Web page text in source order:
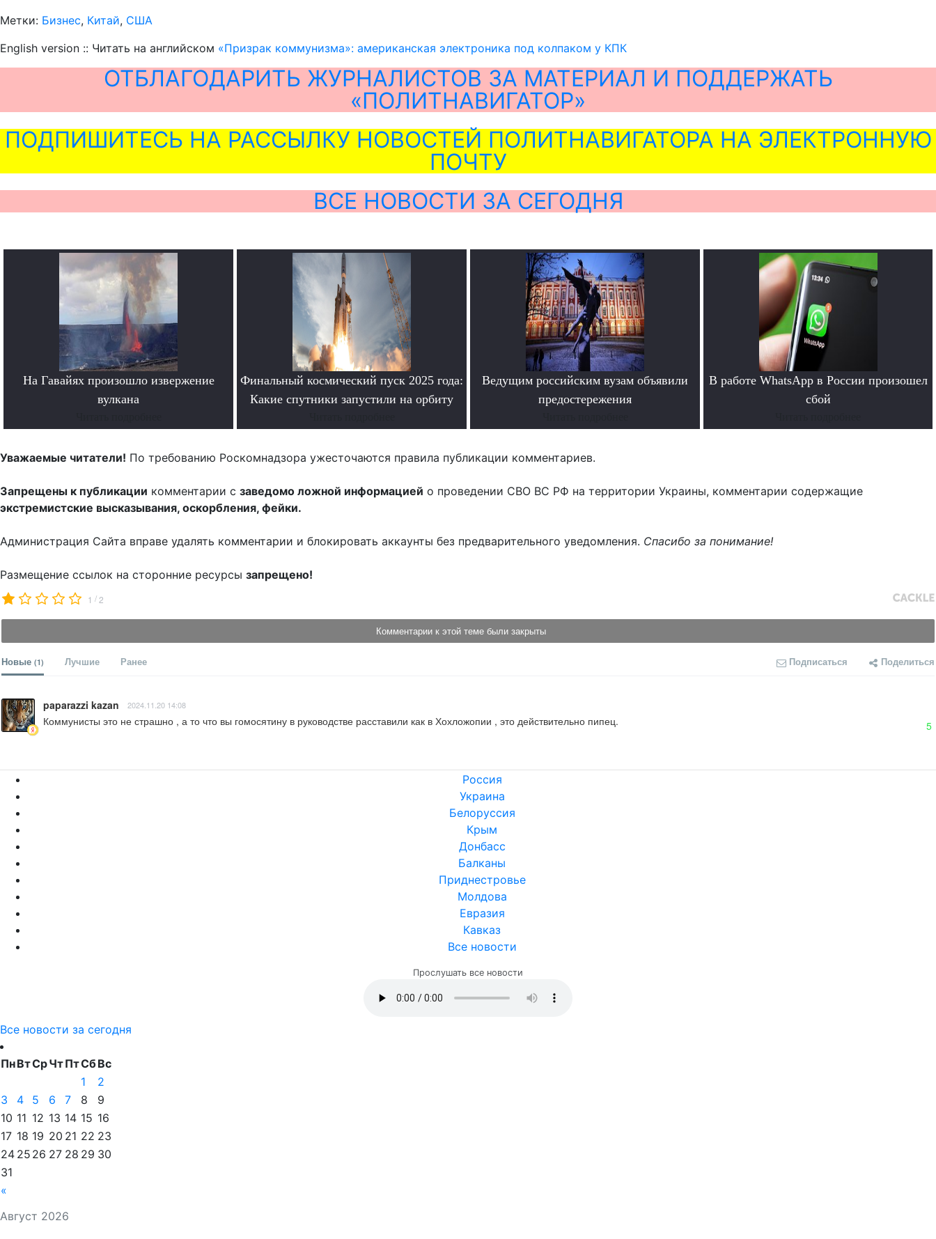
Метки: Бизнес, Китай, США
English version :: Читать на английском «Призрак коммунизма»: американская электроника под колпаком у КПК
ОТБЛАГОДАРИТЬ ЖУРНАЛИСТОВ ЗА МАТЕРИАЛ И ПОДДЕРЖАТЬ
«ПОЛИТНАВИГАТОР»
ПОДПИШИТЕСЬ НА РАССЫЛКУ НОВОСТЕЙ ПОЛИТНАВИГАТОРА НА ЭЛЕКТРОННУЮ
ПОЧТУ
ВСЕ НОВОСТИ ЗА СЕГОДНЯ
На Гавайях произошло извержение
вулкана
Финальный космический пуск 2025 года:
Какие спутники запустили на орбиту
Ведущим российским вузам объявили
предостережения
В работе WhatsApp в России произошел
сбой
Уважаемые читатели! По требованию Роскомнадзора ужесточаются правила публикации комментариев.
Запрещены к публикации комментарии с заведомо ложной информацией о проведении СВО ВС РФ на территории Украины, комментарии содержащие
экстремистские высказывания, оскорбления, фейки.
Администрация Сайта вправе удалять комментарии и блокировать аккаунты без предварительного уведомления. Спасибо за понимание!
Размещение ссылок на сторонние ресурсы запрещено!
1 /2
Комментарии к этой теме были закрыты
Новые (1) Лучшие Ранее Подписаться Поделиться
paparazzi kazan 2024.11.20 14:08
Коммунисты это не страшно , а то что вы гомосятину в руководстве расставили как в Хохложопии , это действительно пипец. 5
Россия
Украина
Белоруссия
Крым
Донбасс
Балканы
Приднестровье
Молдова
Евразия
Кавказ
Все новости
Прослушать все новости
Все новости за сегодня
Август 2026
ПнВтСрЧтПтСбВс
«
1
2
3
4 5 6 7 8
9
10 11 12 13 14 15 16
17 18 19 20 21 22 23
24 25 26 27 28 29 30
31